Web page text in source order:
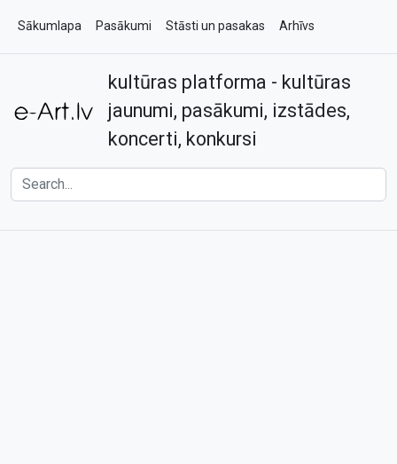
Sākumlapa Pasākumi Stāsti un pasakas Arhīvs
Kontakti
kultūras platforma - kultūras
jaunumi, pasākumi, izstādes,
koncerti, konkursi